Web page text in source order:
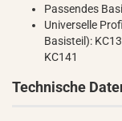
Passendes
Universelle
Basisteil):
KC141
Technische